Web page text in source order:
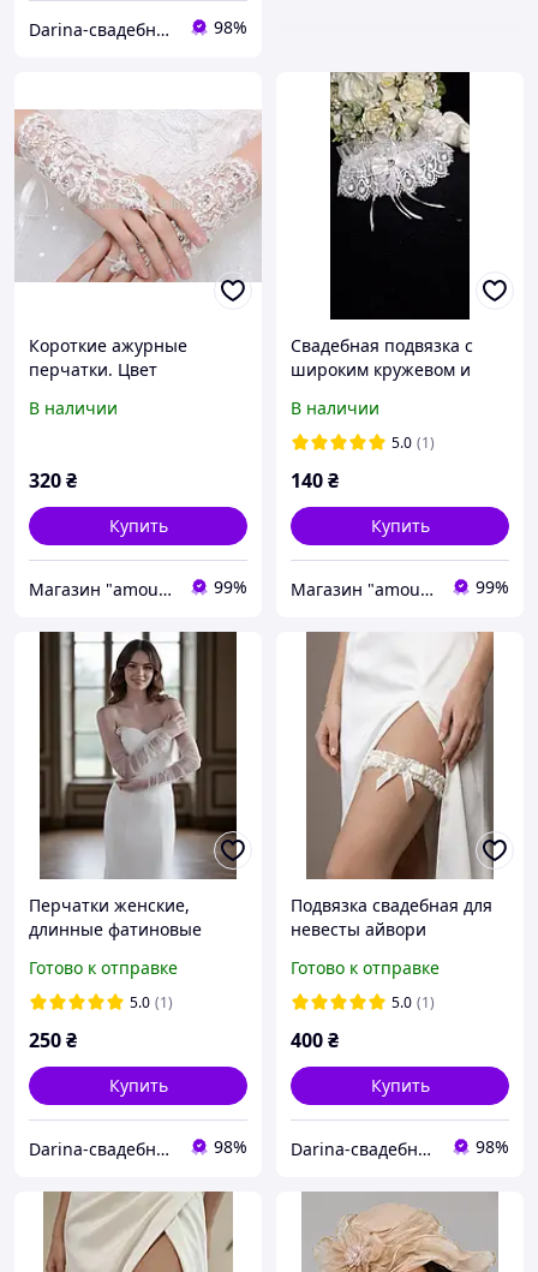
Darina-свадебные аксессуары для невесты 98%
Короткие ажурные
перчатки. Цвет
В наличии
320₴
Купить
Магазин "amourshop.net" (Амуршоп) 99%
Свадебная подвязка с
широким кружевом и
Красивая подвязка для
невесты на ногу
В наличии
5.0 (1)
140₴
Купить
Магазин "amourshop.net" (Амуршоп) 99%
Перчатки женские,
длинные фатиновые
в белом, молочном,
айвори
Готово к отправке
5.0 (1)
250₴
Купить
Darina-свадебные аксессуары для невесты 98%
Подвязка свадебная для
невесты айвори
Готово к отправке
5.0 (1)
400₴
Купить
Darina-свадебные аксессуары для невесты 98%